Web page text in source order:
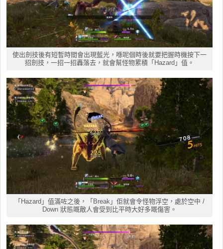
使出劍技後有短暫時間會出現藍光，喺呢個時後就要把握時機按下一
招劍技，一招一招轟落去，就會幫怪物累積「Hazard」值。
「Hazard」值滿咗之後，「Break」佢就會令怪物浮空，處於空中 /
Down 狀態嘅敵人會受到比平時大好多嘅傷害。